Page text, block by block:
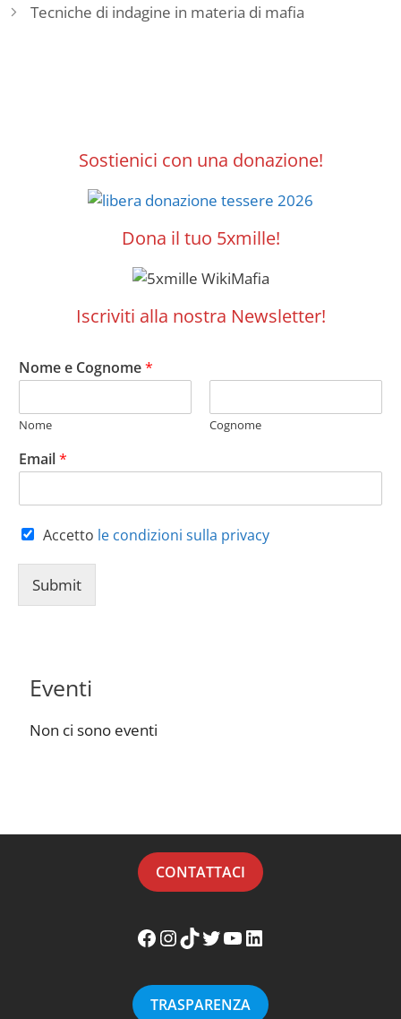
Tecniche di indagine in materia di mafia
Sostienici con una donazione!
Dona il tuo 5xmille!
Iscriviti alla nostra Newsletter!
Nome e Cognome*
Nome Cognome
Email*
Accetto le condizioni sulla privacy
Submit
Eventi
Non ci sono eventi
CONTATTACI
Facebook WikiMafia
Instagram WikiMafia
TikTok WikiMafia
Twitter WikiMafia
YouTube WikiMafia
LinkedIn WikiMafia
TRASPARENZA